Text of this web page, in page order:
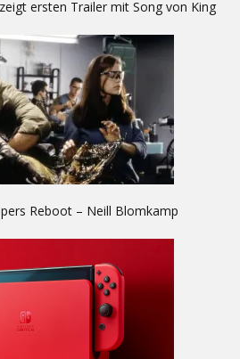
ersten Trailer mit Song von King
Reboot – Neill Blomkamp